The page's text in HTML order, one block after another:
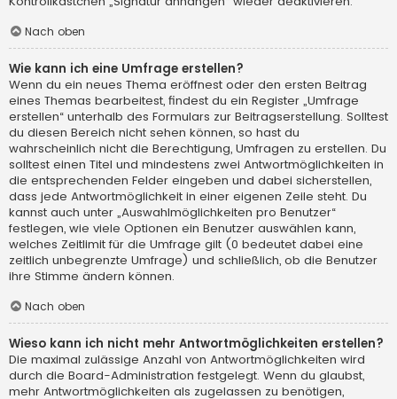
Nach oben
Wie kann ich eine Umfrage erstellen?
Wenn du ein neues Thema eröffnest oder den ersten Beitrag
eines Themas bearbeitest, findest du ein Register „Umfrage
erstellen“ unterhalb des Formulars zur Beitragserstellung. Solltest
du diesen Bereich nicht sehen können, so hast du
wahrscheinlich nicht die Berechtigung, Umfragen zu erstellen. Du
solltest einen Titel und mindestens zwei Antwortmöglichkeiten in
die entsprechenden Felder eingeben und dabei sicherstellen,
dass jede Antwortmöglichkeit in einer eigenen Zeile steht. Du
kannst auch unter „Auswahlmöglichkeiten pro Benutzer“
festlegen, wie viele Optionen ein Benutzer auswählen kann,
welches Zeitlimit für die Umfrage gilt (0 bedeutet dabei eine
zeitlich unbegrenzte Umfrage) und schließlich, ob die Benutzer
ihre Stimme ändern können.
Nach oben
Wieso kann ich nicht mehr Antwortmöglichkeiten erstellen?
Die maximal zulässige Anzahl von Antwortmöglichkeiten wird
durch die Board-Administration festgelegt. Wenn du glaubst,
mehr Antwortmöglichkeiten als zugelassen zu benötigen,